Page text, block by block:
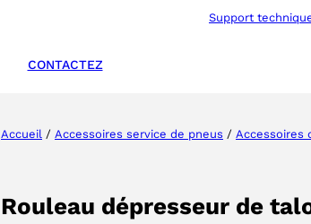
Support
CONTACTEZ
Accueil / Accessoires service de pneus / Accessoires
Rouleau dépresseur de